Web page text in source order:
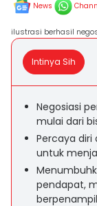
News
ilustrasi berhasil
Intinya Sih
Negosiasi
mulai dari
Percaya
untuk
pendapat,